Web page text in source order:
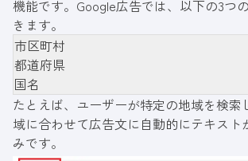
機能です。Google広告では、以下の3つ
きます。
市区町村
都道府県
国名
たとえば、ユーザーが特定の地域を検索
域に合わせて広告文に自動的にテキスト
みです。